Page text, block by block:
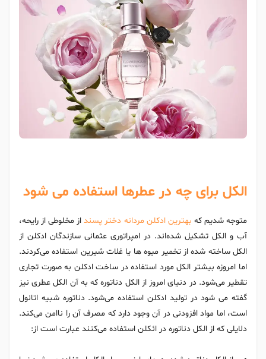
الکل برای چه در عطرها استفاده می شود
متوجه شدیم که بهترین ادکلن مردانه دختر پسنداز مخلوطی از رایحه،
آب و الکل تشکیل شده‌اند. در امپراتوری عثمانی سازندگان ادکلن از
الکل ساخته شده از تخمیر میوه ها یا غلات شیرین استفاده می‌کردند.
اما امروزه بیشتر الکل مورد استفاده در ساخت ادکلن به صورت تجاری
تقطیر می‌شود. در دنیای امروز از الکل دناتوره که به آن الکل عطری نیز
گفته می شود در تولید ادکلن استفاده می‌شود. دناتوره شبیه اتانول
است، اما مواد افزودنی در آن وجود دارد که مصرف آن را ناامن می‌کند.
دلایلی که از الکل دناتوره در ائکلن استفاده می‌کنند عبارت است از: